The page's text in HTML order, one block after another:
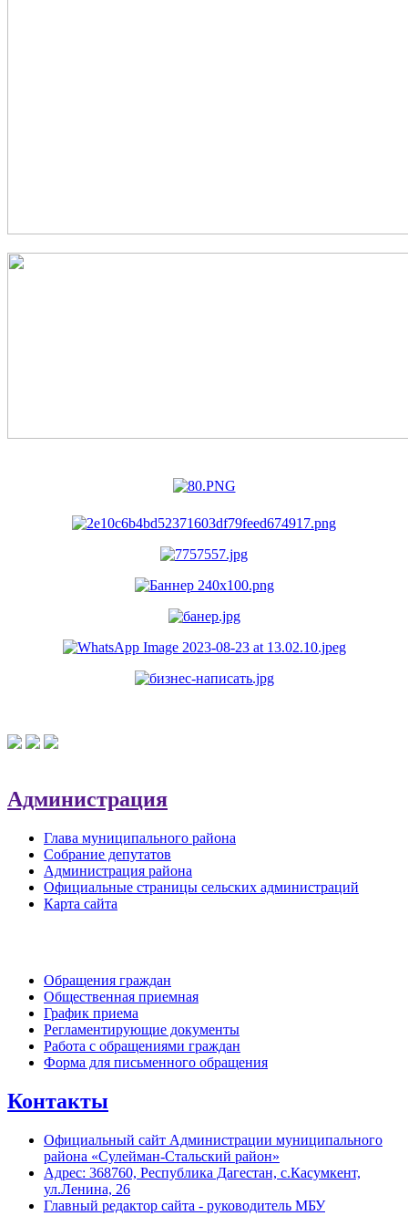
Администрация
Глава муниципального района
Собрание депутатов
Администрация района
Официальные страницы сельских администраций
Карта сайта
Обращения граждан
Общественная приемная
График приема
Регламентирующие документы
Работа с обращениями граждан
Форма для письменного обращения
Контакты
Официальный сайт Администрации муниципального
района «Сулейман-Стальский район»
Адрес: 368760, Республика Дагестан, с.Касумкент,
ул.Ленина, 26
Главный редактор сайта - руководитель МБУ